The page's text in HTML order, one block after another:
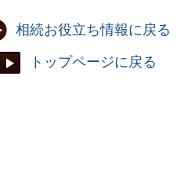
相続お役立ち情報に戻る
トップページに戻る